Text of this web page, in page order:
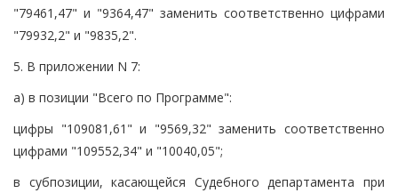
"79461,47" и "9364,47" заменить соответственно цифрами
"79932,2" и "9835,2".
5. В приложении N 7:
а) в позиции "Всего по Программе":
цифры "109081,61" и "9569,32" заменить соответственно
цифрами "109552,34" и "10040,05";
в субпозиции, касающейся Судебного департамента при